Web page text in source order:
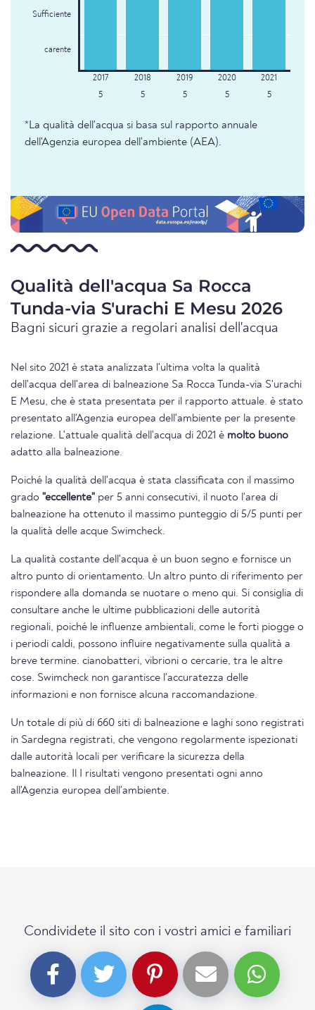
Sufficiente
carente
5 5 5 5 5
*La qualità dell'acqua si basa sul rapporto annuale
dell'Agenzia europea dell'ambiente (AEA).
Qualità dell'acqua Sa Rocca
Tunda-via S'urachi E Mesu 2026
Bagni sicuri grazie a regolari analisi dell'acqua
Nel sito 2021 è stata analizzata l'ultima volta la qualità
dell'acqua dell'area di balneazione Sa Rocca Tunda-via S'urachi
E Mesu, che è stata presentata per il rapporto attuale. è stato
presentato all'Agenzia europea dell'ambiente per la presente
relazione. L'attuale qualità dell'acqua di 2021 è molto buono
adatto alla balneazione.
Poiché la qualità dell'acqua è stata classificata con il massimo
grado "eccellente" per 5 anni consecutivi, il nuoto l'area di
balneazione ha ottenuto il massimo punteggio di 5/5 punti per
la qualità delle acque Swimcheck.
La qualità costante dell'acqua è un buon segno e fornisce un
altro punto di orientamento. Un altro punto di riferimento per
rispondere alla domanda se nuotare o meno qui. Si consiglia di
consultare anche le ultime pubblicazioni delle autorità
regionali, poiché le influenze ambientali, come le forti piogge o
i periodi caldi, possono influire negativamente sulla qualità a
breve termine. cianobatteri, vibrioni o cercarie, tra le altre
cose. Swimcheck non garantisce l'accuratezza delle
informazioni e non fornisce alcuna raccomandazione.
Un totale di più di 660 siti di balneazione e laghi sono registrati
in Sardegna registrati, che vengono regolarmente ispezionati
dalle autorità locali per verificare la sicurezza della
balneazione. Il I risultati vengono presentati ogni anno
all'Agenzia europea dell'ambiente.
Condividete il sito con i vostri amici e familiari